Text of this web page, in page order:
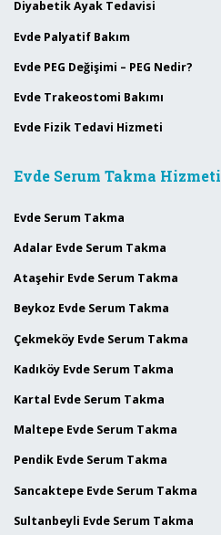
Diyabetik Ayak Tedavisi
Evde Palyatif Bakım
Evde PEG Değişimi – PEG Nedir?
Evde Trakeostomi Bakımı
Evde Fizik Tedavi Hizmeti
Evde Serum Takma Hizmeti
Evde Serum Takma
Adalar Evde Serum Takma
Ataşehir Evde Serum Takma
Beykoz Evde Serum Takma
Çekmeköy Evde Serum Takma
Kadıköy Evde Serum Takma
Kartal Evde Serum Takma
Maltepe Evde Serum Takma
Pendik Evde Serum Takma
Sancaktepe Evde Serum Takma
Sultanbeyli Evde Serum Takma